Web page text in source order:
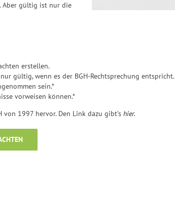
Aber gültig ist nur die
erstellen.
gültig, wenn es der BGH-Rechtsprechung entspricht.
sein.*
vorweisen können.*
1997 hervor. Den Link dazu gibt’s hier.